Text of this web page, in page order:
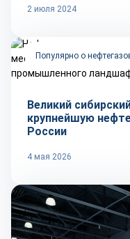
2 июля 2024
Популярно о
Великий
крупнейшую
России
4 мая 2026